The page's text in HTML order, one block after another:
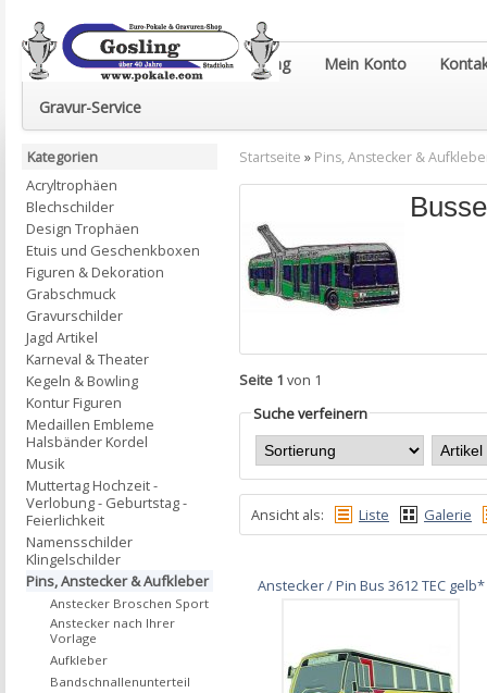
Euro-Pokale & Gravur-Shop Gosling Mein Konto
Gravur-Service
Startseite » Pins, Anstecker &
Busse
Seite 1 von 1
Suche verfeinern
Ansicht als: Liste Galerie
Anstecker / Pin Bus 3612 TEC gelb*
Kategorien
Acryltrophäen
Blechschilder
Design Trophäen
Etuis und Geschenkboxen
Figuren & Dekoration
Grabschmuck
Gravurschilder
Jagd Artikel
Karneval & Theater
Kegeln & Bowling
Kontur Figuren
Medaillen Embleme
Halsbänder Kordel
Musik
Muttertag Hochzeit -
Verlobung - Geburtstag -
Feierlichkeit
Namensschilder
Klingelschilder
Pins, Anstecker & Aufkleber
Anstecker Broschen Sport
Anstecker nach Ihrer
Vorlage
Aufkleber
Bandschnallenunterteil